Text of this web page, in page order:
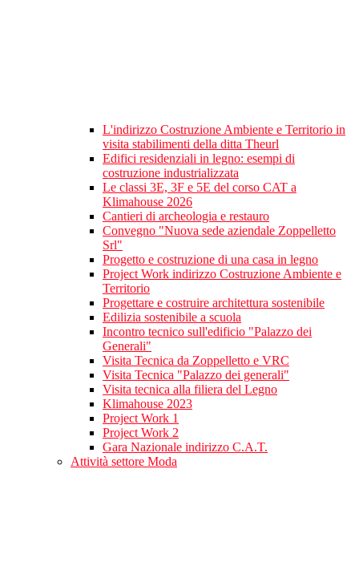
L'indirizzo Costruzione Ambiente e Territorio in
visita stabilimenti della ditta Theurl
Edifici residenziali in legno: esempi di
costruzione industrializzata
Le classi 3E, 3F e 5E del corso CAT a
Klimahouse 2026
Cantieri di archeologia e restauro
Convegno "Nuova sede aziendale Zoppelletto
Srl"
Progetto e costruzione di una casa in legno
Project Work indirizzo Costruzione Ambiente e
Territorio
Progettare e costruire architettura sostenibile
Edilizia sostenibile a scuola
Incontro tecnico sull'edificio "Palazzo dei
Generali"
Visita Tecnica da Zoppelletto e VRC
Visita Tecnica "Palazzo dei generali"
Visita tecnica alla filiera del Legno
Klimahouse 2023
Project Work 1
Project Work 2
Gara Nazionale indirizzo C.A.T.
Attività settore Moda